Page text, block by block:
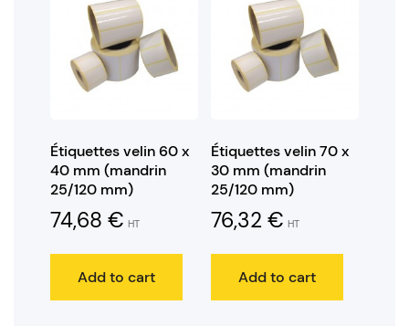
Étiquettes velin 60 x
40 mm (mandrin
25/120 mm)
74,68 € HT
Add to cart
Étiquettes velin 70 x
30 mm (mandrin
25/120 mm)
76,32 € HT
Add to cart